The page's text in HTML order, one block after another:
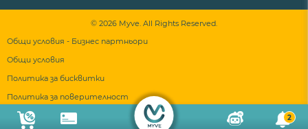
2
© 2026 Myve. All Rights Reserved.
Общи условия - Бизнес партньори
Общи условия
Политика за бисквитки
Политика за поверителност